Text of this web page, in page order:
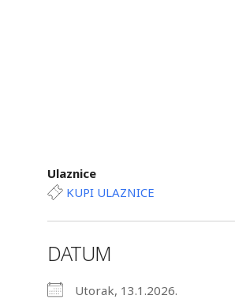
Ulaznice
KUPI ULAZNICE
DATUM
Utorak, 13.1.2026.